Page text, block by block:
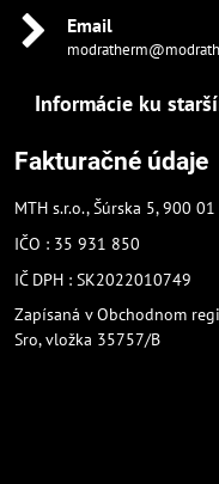
Email
Informácie ku
Fakturačné údaje
MTH s.r.o., Šúrska 5, 900
IČO : 35 931 850
IČ DPH : SK2022010749
Zapísaná v Obchodnom
Sro, vložka 35757/B